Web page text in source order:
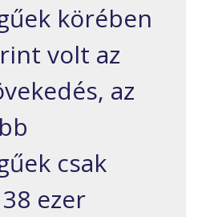
körében
volt az
az
csak
ezer